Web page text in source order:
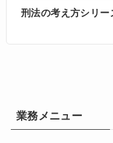
刑法の考え方シリー
業務メニュー